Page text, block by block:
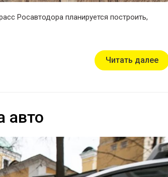
Росавтодора планируется построить,
Читать далее
авто